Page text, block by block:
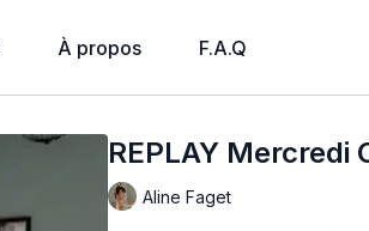
À propos F.A.Q
REPLAY Mercredi
Aline Faget